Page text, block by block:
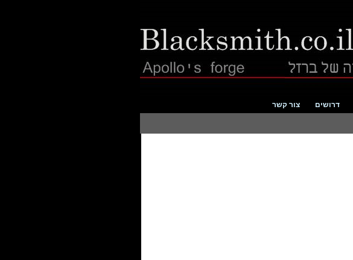
דרושים צור קשר